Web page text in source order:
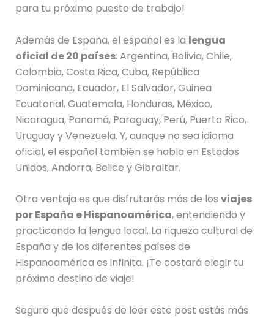
para tu próximo puesto de trabajo!
Además de España, el español es la lengua
oficial de 20 países: Argentina, Bolivia, Chile,
Colombia, Costa Rica, Cuba, República
Dominicana, Ecuador, El Salvador, Guinea
Ecuatorial, Guatemala, Honduras, México,
Nicaragua, Panamá, Paraguay, Perú, Puerto Rico,
Uruguay y Venezuela. Y, aunque no sea idioma
oficial, el español también se habla en Estados
Unidos, Andorra, Belice y Gibraltar.
Otra ventaja es que disfrutarás más de los viajes
por España e Hispanoamérica, entendiendo y
practicando la lengua local. La riqueza cultural de
España y de los diferentes países de
Hispanoamérica es infinita. ¡Te costará elegir tu
próximo destino de viaje!
Seguro que después de leer este post estás más